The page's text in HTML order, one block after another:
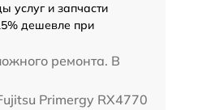
услуг и запчасти
дешевле при
ремонта. В
Primergy RX4770